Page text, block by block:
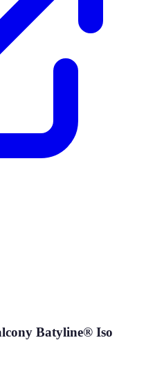
Batyline® Iso